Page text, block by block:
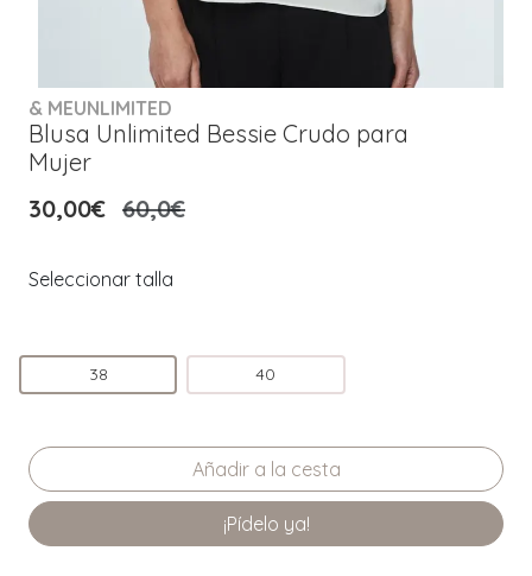
& MEUNLIMITED
Blusa Unlimited Bessie Crudo para
Mujer
30,00€ 60,0€
Seleccionar talla
38 40
¡Pídelo ya!